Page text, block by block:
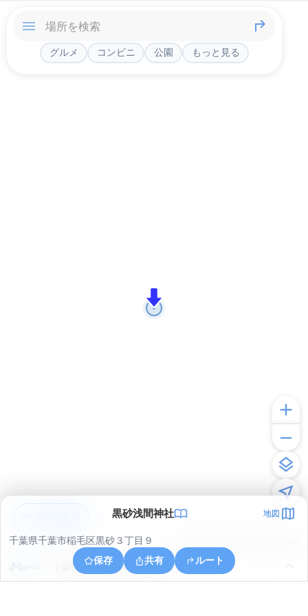
グルメ コンビニ 公園 もっと見る
黒砂浅間神社 地図
千葉県千葉市稲毛区黒砂３丁目９
保存
共有 ルート
千葉県千葉市花見川区武石町１丁目